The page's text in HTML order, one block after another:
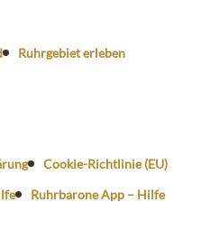
Ruhrgebiet erleben
Cookie-Richtlinie (EU)
Ruhrbarone App – Hilfe